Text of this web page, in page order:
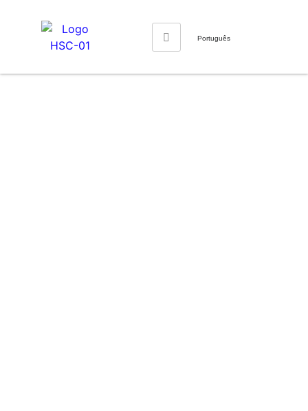
Português